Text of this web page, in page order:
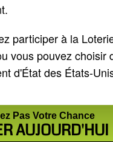
participer à la
vous pouvez choisir
d'État des États-
Pas Votre Chance
AUJOURD'HUI